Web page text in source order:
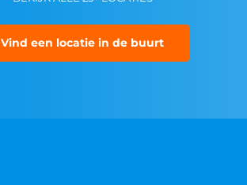
Vind een locatie in de buurt